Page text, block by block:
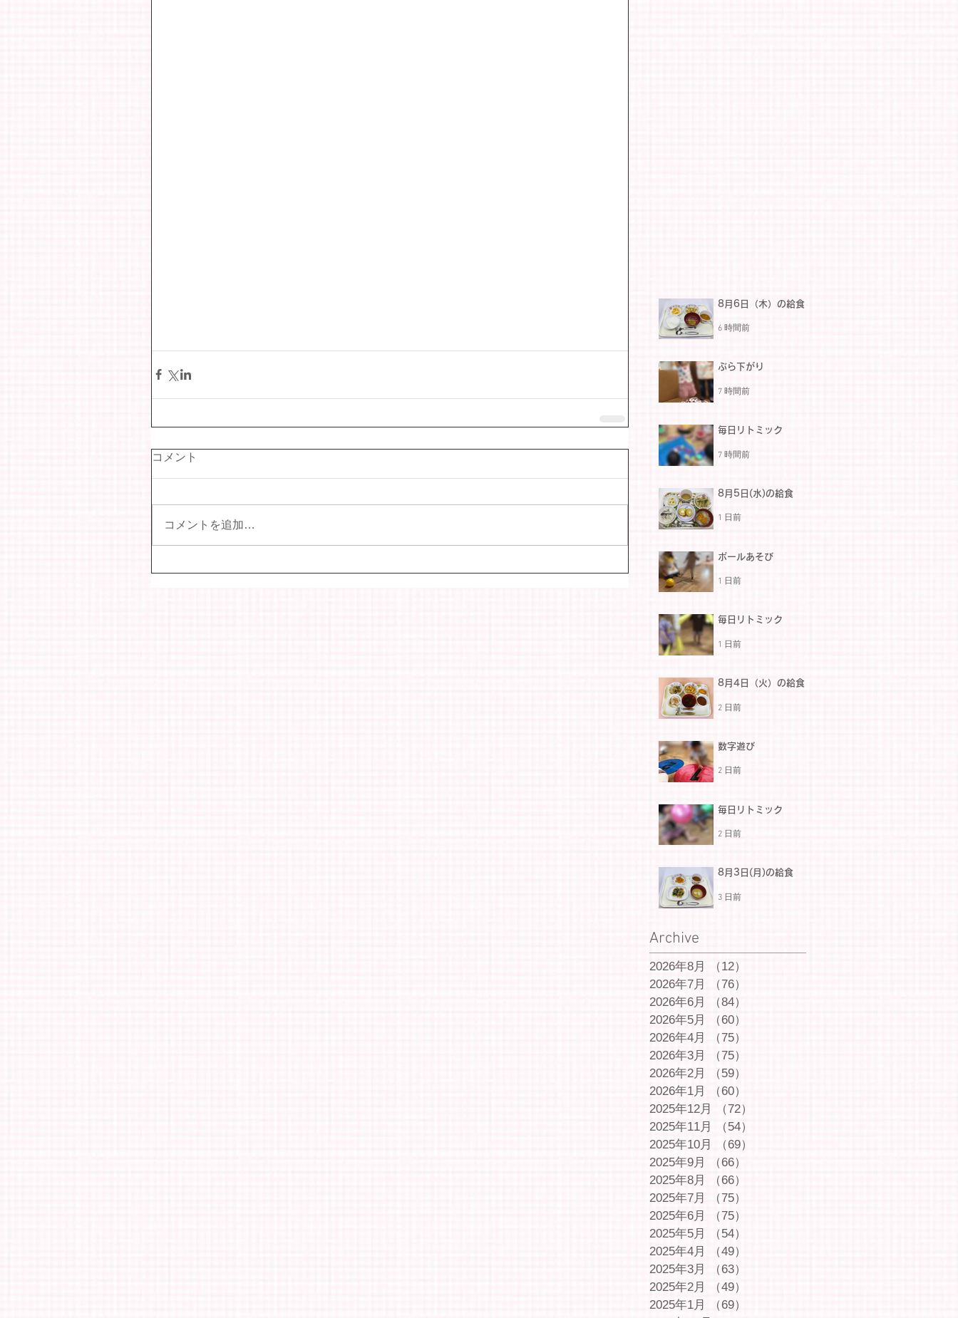
コメント
コメントを追加…
8月6日（木）の給食
6 時間前
ぶら下がり
7 時間前
毎日リトミック
7 時間前
8月5日(水)の給食
1 日前
ボールあそび
1 日前
毎日リトミック
1 日前
8月4日（火）の給食
2 日前
数字遊び
2 日前
毎日リトミック
2 日前
8月3日(月)の給食
3 日前
Archive
2026年8月 （12）
2026年7月
（76）
2026年6月
（84）
2026年5月
（60）
2026年4月
（75）
2026年3月
（75）
2026年2月
（59）
2026年1月
（60）
2025年12月
（72）
2025年11月
（54）
2025年10月
（69）
2025年9月
（66）
2025年8月
（66）
2025年7月
（75）
2025年6月
（75）
2025年5月
（54）
2025年4月
（49）
2025年3月
（63）
2025年2月
（49）
2025年1月
（69）